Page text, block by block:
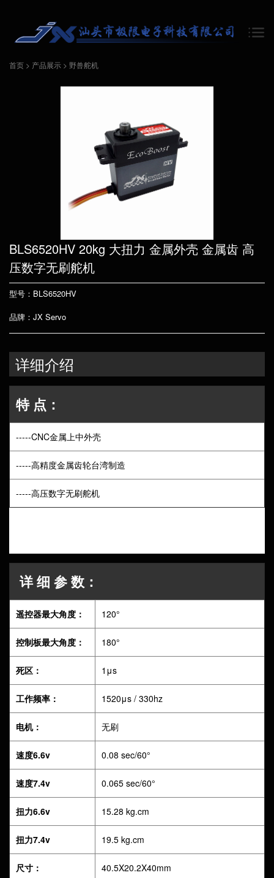
首页 > 产品展示 > 野兽舵机
BLS6520HV 20kg 大扭力 金属外壳 金属齿 高
压数字无刷舵机
型号：BLS6520HV
品牌：JX Servo
详细介绍
特 点：
-----CNC金属上中外壳
-----高精度金属齿轮台湾制造
-----高压数字无刷舵机
详 细 参 数：
遥控器最大角度： 120°
控制板最大角度： 180°
死区： 1μs
工作频率： 1520μs / 330hz
电机： 无刷
速度6.6v 0.08 sec/60°
速度7.4v 0.065 sec/60°
扭力6.6v 15.28 kg.cm
扭力7.4v 19.5 kg.cm
尺寸： 40.5X20.2X40mm